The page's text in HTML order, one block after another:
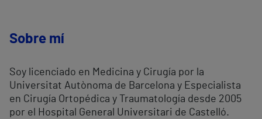
Sobre mí
Soy licenciado en Medicina y Cirugía por la
Universitat Autònoma de Barcelona y Especialista
en Cirugía Ortopédica y Traumatología desde 2005
por el Hospital General Universitari de Castelló.